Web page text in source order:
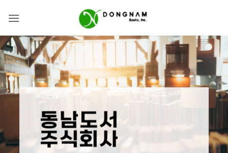
to
동남도서
주식회사